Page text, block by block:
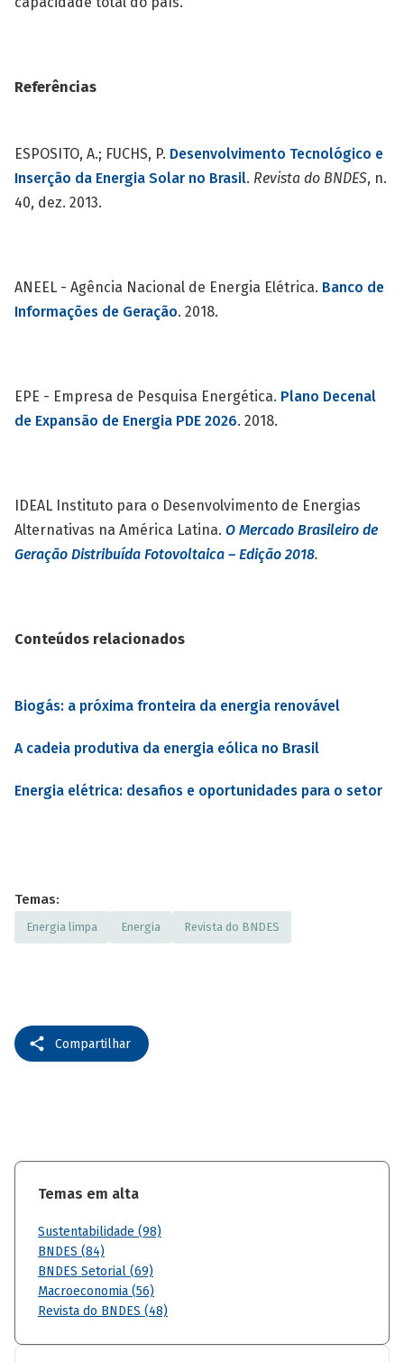
Referências
ESPOSITO, A.; FUCHS, P. Desenvolvimento Tecnológico e
Inserção da Energia Solar no Brasil. Revista do BNDES, n.
40, dez. 2013.
ANEEL - Agência Nacional de Energia Elétrica. Banco de
Informações de Geração. 2018.
EPE - Empresa de Pesquisa Energética. Plano Decenal
de Expansão de Energia PDE 2026. 2018.
IDEAL Instituto para o Desenvolvimento de Energias
Alternativas na América Latina. O Mercado Brasileiro de
Geração Distribuída Fotovoltaica – Edição 2018.
Conteúdos relacionados
Biogás: a próxima fronteira da energia renovável
A cadeia produtiva da energia eólica no Brasil
Energia elétrica: desafios e oportunidades para o setor
Temas:
Energia limpa Energia Revista do BNDES
Compartilhar
Temas em alta
Sustentabilidade (98)
BNDES (84)
BNDES Setorial (69)
Macroeconomia (56)
Revista do BNDES (48)